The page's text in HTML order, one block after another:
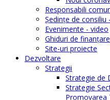
Responsabili
Şedinţe de consiliu
Evenimente - video
Ghiduri de finanţare
Site-uri proiecte
Dezvoltare
Strategii
Strategie de
Strategie
Promovarea